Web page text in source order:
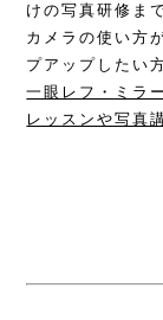
けの写真研修ま
カメラの使い方
プアップしたい
一眼レフ・ミラ
レッスンや写真